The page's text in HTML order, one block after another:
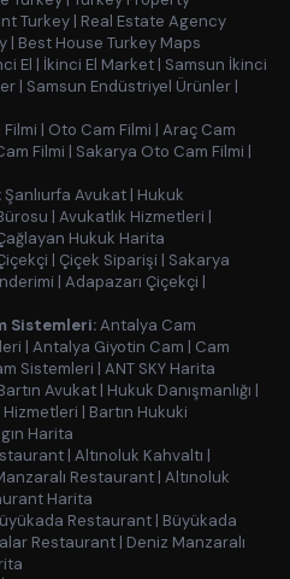
Turkey | Real Estate Agency
| Best House Turkey Maps
El | İkinci El Market | Samsun İkinci
| Samsun Endüstriyel Ürünler |
| Oto Cam Filmi | Araç Cam
Filmi | Sakarya Oto Cam Filmi |
Şanlıurfa Avukat | Hukuk
| Avukatlık Hizmetleri |
Hukuk Harita
| Çiçek Siparişi | Sakarya
| Adapazarı Çiçekçi |
Sistemleri:Antalya Cam
| Antalya Giyotin Cam | Cam
Sistemleri | ANT SKY Harita
Avukat | Hukuk Danışmanlığı |
Hizmetleri | Bartın Hukuki
Harita
| Altınoluk Kahvaltı |
Restaurant | Altınoluk
Harita
Restaurant | Büyükada
Restaurant | Deniz Manzaralı